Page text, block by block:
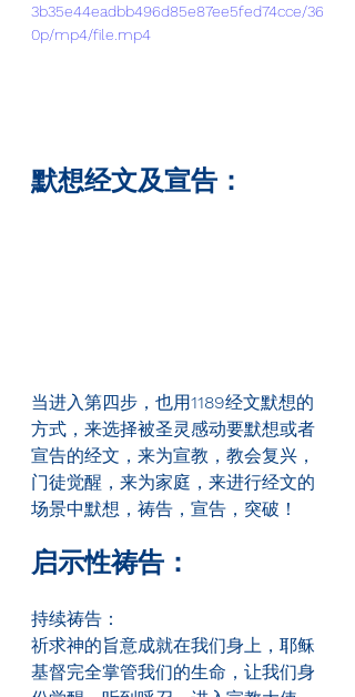
3b35e44eadbb496d85e87ee5fed74cce/36
0p/mp4/file.mp4
默想经文及宣告：
当进入第四步，也用1189经文默想的
方式，来选择被圣灵感动要默想或者
宣告的经文，来为宣教，教会复兴，
门徒觉醒，来为家庭，来进行经文的
场景中默想，祷告，宣告，突破！
启示性祷告：
持续祷告：
祈求神的旨意成就在我们身上，耶稣
基督完全掌管我们的生命，让我们身